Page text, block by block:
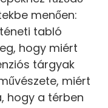
menően:
tabló
hogy miért
tárgyak
miért
hogy a térben